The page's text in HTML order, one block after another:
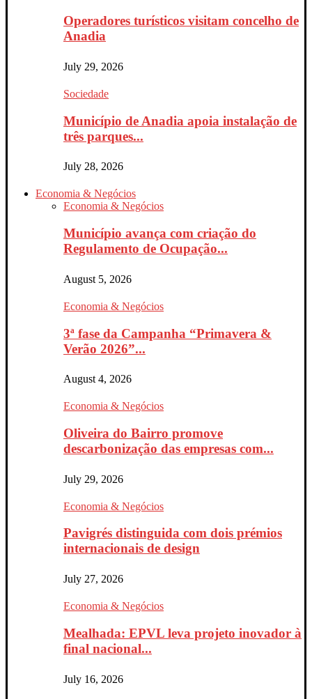
Operadores turísticos visitam concelho de
Anadia
July 29, 2026
Sociedade
Município de Anadia apoia instalação de
três parques...
July 28, 2026
Economia & Negócios
Economia & Negócios
Município avança com criação do
Regulamento de Ocupação...
August 5, 2026
Economia & Negócios
3ª fase da Campanha “Primavera &
Verão 2026”...
August 4, 2026
Economia & Negócios
Oliveira do Bairro promove
descarbonização das empresas com...
July 29, 2026
Economia & Negócios
Pavigrés distinguida com dois prémios
internacionais de design
July 27, 2026
Economia & Negócios
Mealhada: EPVL leva projeto inovador à
final nacional...
July 16, 2026